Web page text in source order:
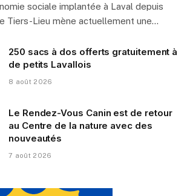
sociale implantée à Laval depuis
Tiers-Lieu mène actuellement une…
250 sacs à dos offerts gratuitement à
de petits Lavallois
8 août 2026
Le Rendez-Vous Canin est de retour
au Centre de la nature avec des
nouveautés
7 août 2026